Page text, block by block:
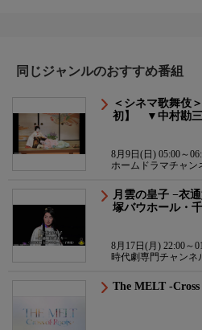
同じジャンルのおすすめ番組
＜シネマ歌舞伎
初】 ▼中村勘三
8月9日(日) 05:00～
ホームドラマチャン
月雲の皇子 −衣
塚バウホール・
8月17日(月) 22:00～
時代劇専門チャンネ
The MELT -Cross